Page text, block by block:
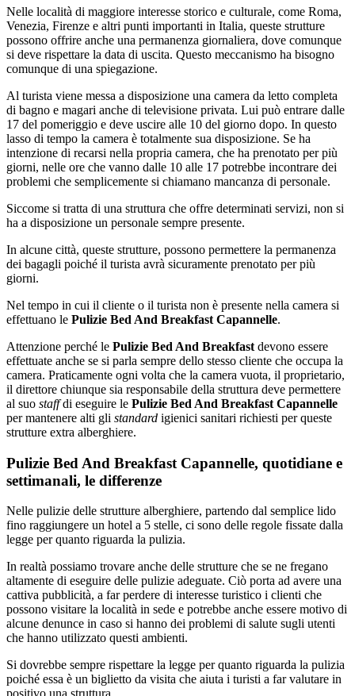
Nelle località di maggiore interesse storico e culturale, come Roma,
Venezia, Firenze e altri punti importanti in Italia, queste strutture
possono offrire anche una permanenza giornaliera, dove comunque
si deve rispettare la data di uscita. Questo meccanismo ha bisogno
comunque di una spiegazione.
Al turista viene messa a disposizione una camera da letto completa
di bagno e magari anche di televisione privata. Lui può entrare dalle
17 del pomeriggio e deve uscire alle 10 del giorno dopo. In questo
lasso di tempo la camera è totalmente sua disposizione. Se ha
intenzione di recarsi nella propria camera, che ha prenotato per più
giorni, nelle ore che vanno dalle 10 alle 17 potrebbe incontrare dei
problemi che semplicemente si chiamano mancanza di personale.
Siccome si tratta di una struttura che offre determinati servizi, non si
ha a disposizione un personale sempre presente.
In alcune città, queste strutture, possono permettere la permanenza
dei bagagli poiché il turista avrà sicuramente prenotato per più
giorni.
Nel tempo in cui il cliente o il turista non è presente nella camera si
effettuano le Pulizie Bed And Breakfast Capannelle.
Attenzione perché le Pulizie Bed And Breakfast devono essere
effettuate anche se si parla sempre dello stesso cliente che occupa la
camera. Praticamente ogni volta che la camera vuota, il proprietario,
il direttore chiunque sia responsabile della struttura deve permettere
al suo staffdi eseguire le Pulizie Bed And Breakfast Capannelle
per mantenere alti gli standard igienici sanitari richiesti per queste
strutture extra alberghiere.
Pulizie Bed And Breakfast Capannelle, quotidiane e
settimanali, le differenze
Nelle pulizie delle strutture alberghiere, partendo dal semplice lido
fino raggiungere un hotel a 5 stelle, ci sono delle regole fissate dalla
legge per quanto riguarda la pulizia.
In realtà possiamo trovare anche delle strutture che se ne fregano
altamente di eseguire delle pulizie adeguate. Ciò porta ad avere una
cattiva pubblicità, a far perdere di interesse turistico i clienti che
possono visitare la località in sede e potrebbe anche essere motivo di
alcune denunce in caso si hanno dei problemi di salute sugli utenti
che hanno utilizzato questi ambienti.
Si dovrebbe sempre rispettare la legge per quanto riguarda la pulizia
poiché essa è un biglietto da visita che aiuta i turisti a far valutare in